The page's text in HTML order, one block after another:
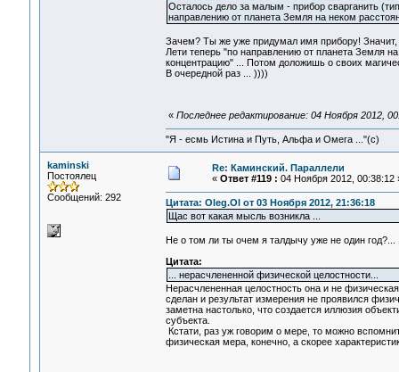
Осталось дело за малым - прибор сварганить
направлению от планета Земля на неком
Зачем? Ты же уже придумал имя прибору!
Лети теперь "по направлению от планета Земля
концентрацию" ... Потом доложишь о своих
В очередной раз ... ))))
« Последнее редактирование: 04 Ноября 2012,
"Я - есмь Истина и Путь, Альфа и Омега ..."(с)
kaminski
Постоялец
Сообщений: 292
Re: Каминский. Параллели
« Ответ #119 : 04 Ноября 2012, 00:38:12
Цитата: Oleg.Ol от 03 Ноября 2012, 21:36:18
Щас вот какая мысль возникла ...
Не о том ли ты очем я талдычу уже не один год?...
Цитата:
... нерасчлененной физической целостности...
Нерасчлененная целостность она и не
сделан и результат измерения не проявился
заметна настолько, что создается иллюзия
субъекта.
Кстати, раз уж говорим о мере, то можно
физическая мера, конечно, а скорее